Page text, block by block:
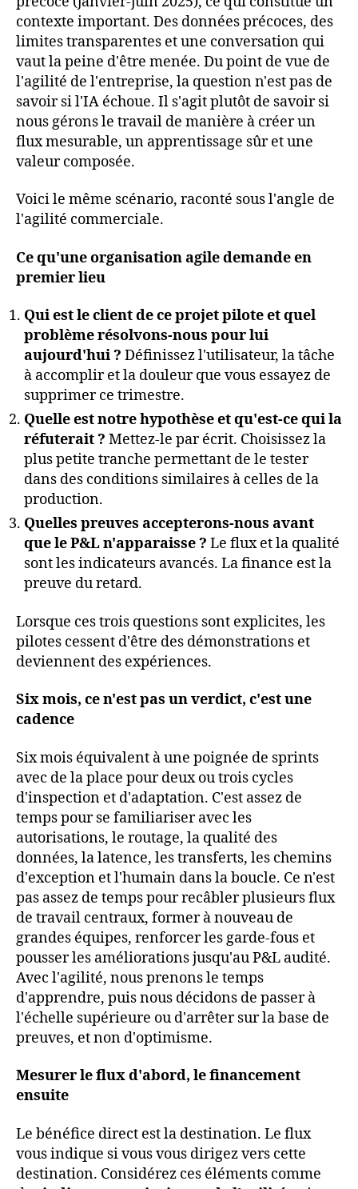
contexte important. Des données précoces, des
limites transparentes et une conversation qui
vaut la peine d'être menée. Du point de vue de
l'agilité de l'entreprise, la question n'est pas de
savoir si l'IA échoue. Il s'agit plutôt de savoir si
nous gérons le travail de manière à créer un
flux mesurable, un apprentissage sûr et une
valeur composée.
Voici le même scénario, raconté sous l'angle de
l'agilité commerciale.
Ce qu'une organisation agile demande en
premier lieu
Qui est le client de ce projet pilote et quel
problème résolvons-nous pour lui
aujourd'hui ? Définissez l'utilisateur, la tâche
à accomplir et la douleur que vous essayez de
supprimer ce trimestre.
Quelle est notre hypothèse et qu'est-ce qui la
réfuterait ? Mettez-le par écrit. Choisissez la
plus petite tranche permettant de le tester
dans des conditions similaires à celles de la
production.
Quelles preuves accepterons-nous avant
que le P&L n'apparaisse ? Le flux et la qualité
sont les indicateurs avancés. La finance est la
preuve du retard.
Lorsque ces trois questions sont explicites, les
pilotes cessent d'être des démonstrations et
deviennent des expériences.
Six mois, ce n'est pas un verdict, c'est une
cadence
Six mois équivalent à une poignée de sprints
avec de la place pour deux ou trois cycles
d'inspection et d'adaptation. C'est assez de
temps pour se familiariser avec les
autorisations, le routage, la qualité des
données, la latence, les transferts, les chemins
d'exception et l'humain dans la boucle. Ce n'est
pas assez de temps pour recâbler plusieurs flux
de travail centraux, former à nouveau de
grandes équipes, renforcer les garde-fous et
pousser les améliorations jusqu'au P&L audité.
Avec l'agilité, nous prenons le temps
d'apprendre, puis nous décidons de passer à
l'échelle supérieure ou d'arrêter sur la base de
preuves, et non d'optimisme.
Mesurer le flux d'abord, le financement
ensuite
Le bénéfice direct est la destination. Le flux
vous indique si vous vous dirigez vers cette
destination. Considérez ces éléments comme